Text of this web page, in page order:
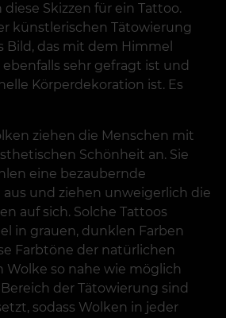
Skizzen für ein Tattoo.
künstlerischen Tätowierung
Bild, das mit dem Himmel
sehr gefragt ist und
Körperdekoration ist. Es
ziehen die Menschen mit
Schönheit an. Sie
eine bezaubernde
und ziehen unweigerlich die
auf sich. Solche Tattoos
in grauen, dunklen Farben
Farbtöne der natürlichen
Wolke so nahe wie möglich
der Tätowierung sind
sodass Wolken in jeder